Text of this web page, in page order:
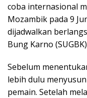
coba internasional
Mozambik pada 9
dijadwalkan
Bung Karno
Sebelum
lebih dulu
pemain. Setelah